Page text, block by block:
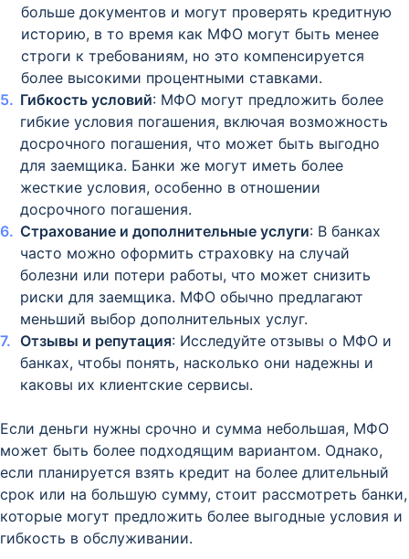
больше документов и могут проверять кредитную
историю, в то время как МФО могут быть менее
строги к требованиям, но это компенсируется
более высокими процентными ставками.
Гибкость условий: МФО могут предложить более
гибкие условия погашения, включая возможность
досрочного погашения, что может быть выгодно
для заемщика. Банки же могут иметь более
жесткие условия, особенно в отношении
досрочного погашения.
Страхование и дополнительные услуги: В банках
часто можно оформить страховку на случай
болезни или потери работы, что может снизить
риски для заемщика. МФО обычно предлагают
меньший выбор дополнительных услуг.
Отзывы и репутация: Исследуйте отзывы о МФО и
банках, чтобы понять, насколько они надежны и
каковы их клиентские сервисы.
Если деньги нужны срочно и сумма небольшая, МФО
может быть более подходящим вариантом. Однако,
если планируется взять кредит на более длительный
срок или на большую сумму, стоит рассмотреть банки,
которые могут предложить более выгодные условия и
гибкость в обслуживании.